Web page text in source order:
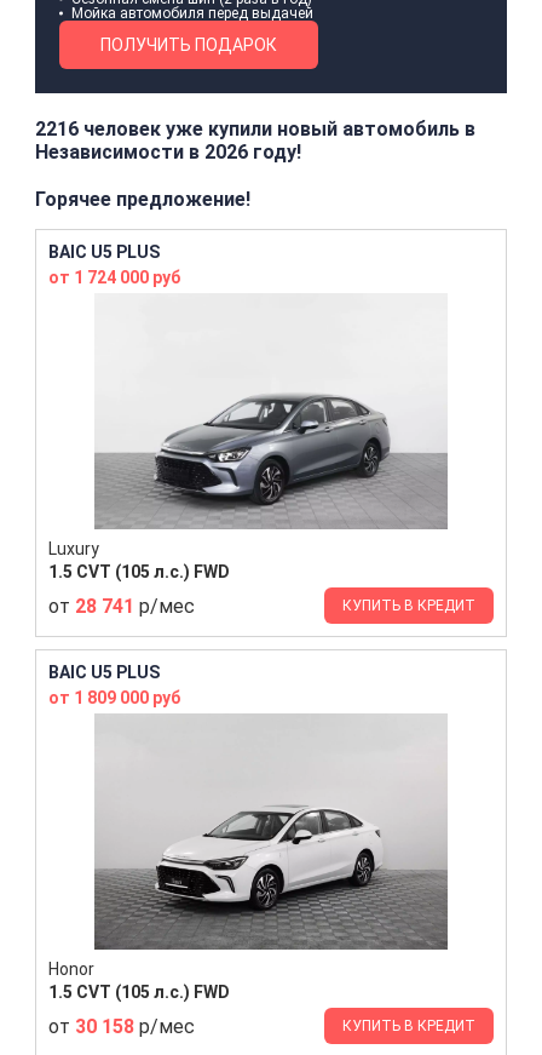
Мойка автомобиля перед выдачей
ПОЛУЧИТЬ ПОДАРОК
2216 человек уже купили новый автомобиль в
Независимости в 2026 году!
Горячее предложение!
BAIC U5 PLUS
от 1 724 000 руб
Luxury
1.5 CVT (105 л.с.) FWD
от 28 741 р/мес КУПИТЬ В КРЕДИТ
BAIC U5 PLUS
от 1 809 000 руб
Honor
1.5 CVT (105 л.с.) FWD
от 30 158 р/мес КУПИТЬ В КРЕДИТ